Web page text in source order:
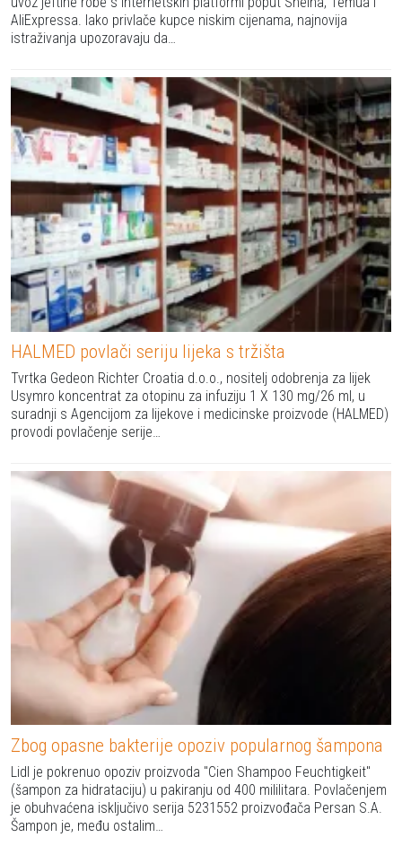
AliExpressa. Iako privlače kupce niskim cijenama, najnovija
istraživanja upozoravaju da…
HALMED povlači seriju lijeka s tržišta
Tvrtka Gedeon Richter Croatia d.o.o., nositelj odobrenja za lijek
Usymro koncentrat za otopinu za infuziju 1 X 130 mg/26 ml, u
suradnji s Agencijom za lijekove i medicinske proizvode (HALMED)
provodi povlačenje serije…
Zbog opasne bakterije opoziv popularnog šampona
Lidl je pokrenuo opoziv proizvoda "Cien Shampoo Feuchtigkeit"
(šampon za hidrataciju) u pakiranju od 400 mililitara. Povlačenjem
je obuhvaćena isključivo serija 5231552 proizvođača Persan S.A.
Šampon je, među ostalim…